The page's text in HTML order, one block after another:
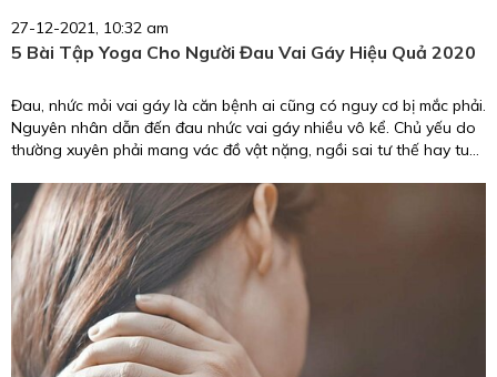
27-12-2021, 10:32 am
5 Bài Tập Yoga Cho Người Đau Vai Gáy Hiệu Quả 2020
Đau, nhức mỏi vai gáy là căn bệnh ai cũng có nguy cơ bị mắc phải.
Nguyên nhân dẫn đến đau nhức vai gáy nhiều vô kể. Chủ yếu do
thường xuyên phải mang vác đồ vật nặng, ngồi sai tư thế hay tuổi
viết này, chúng mình sẽ giới thiệu tới bạn 5 bài tập yoga cho người
đau vai gáy giúp đánh tan cơn đau hiệu quả.